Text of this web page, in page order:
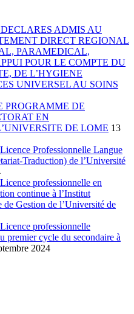
ADMIS AU
DIRECT REGIONAL
PARAMEDICAL,
POUR LE COMPTE DU
DE L’HYGIENE
UNIVERSEL AU SOINS
PROGRAMME DE
EN
DE LOME 13
Professionnelle Langue
Traduction) de l’Université
professionnelle en
continue à l’Institut
Gestion de l’Université de
professionnelle
premier cycle du secondaire à
2024